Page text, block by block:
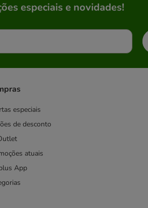
especiais e novidades!
especiais
de desconto
atuais
App